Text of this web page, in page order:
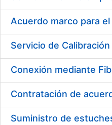
Erakutsi/Ezkutatu
Acuerdo marco para
Suministro de